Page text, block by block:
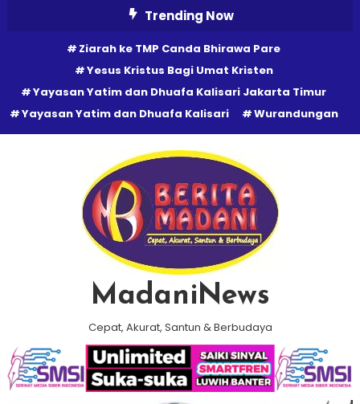
Trending Now
Ziarah ke TMP Canda Bhirawa Pare
Yesus Kristus Bagi Umat Kristen
Yayasan Yatim dan Dhuafa Kalisari Jakarta Timur
Yayasan Yatim dan Dhuafa Kalisari
Wurandungan
MadaniNews
Cepat, Akurat, Santun & Berbudaya